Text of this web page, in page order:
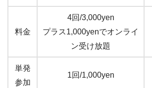
料金
4回/3,000yen
プラス1,000yenでオンライ
ン受け放題
単発
参加
1回/1,000yen